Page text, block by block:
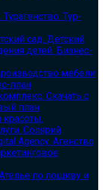
Турагенство. Тур-
сад. Детский
детей. Бизнес-
мебели
план
Скачать с
план
красоты.
Солярий
Agency. Агенство
по пошиву и